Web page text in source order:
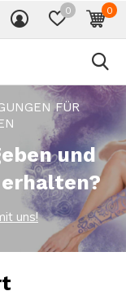
0 0
FÜR
und
uns!